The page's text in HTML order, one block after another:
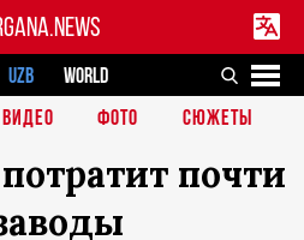
UZB
WORLD
ВИДЕО ФОТО СЮЖЕТЫ
почти